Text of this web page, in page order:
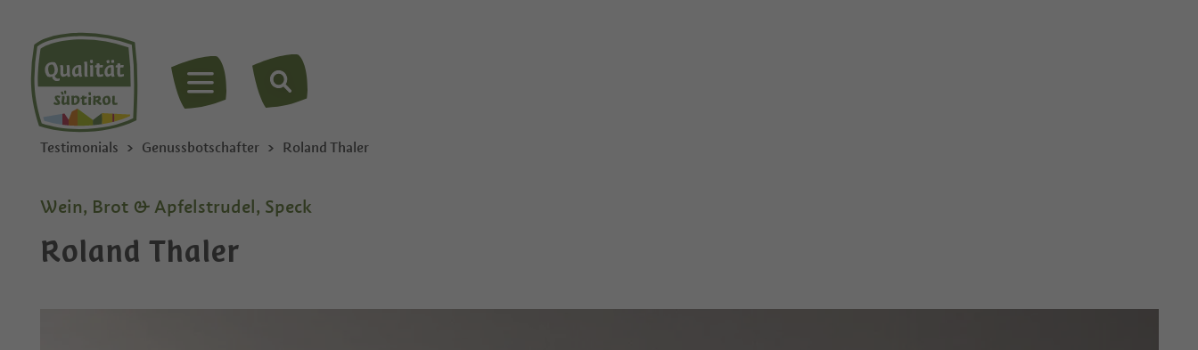
MENÜ
Testimonials Genussbotschafter Roland Thaler
Wein, Brot & Apfelstrudel, Speck
Roland Thaler